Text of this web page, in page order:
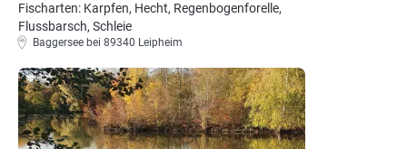
Fischarten: Karpfen, Hecht, Regenbogenforelle,
Flussbarsch, Schleie
Baggersee bei 89340 Leipheim